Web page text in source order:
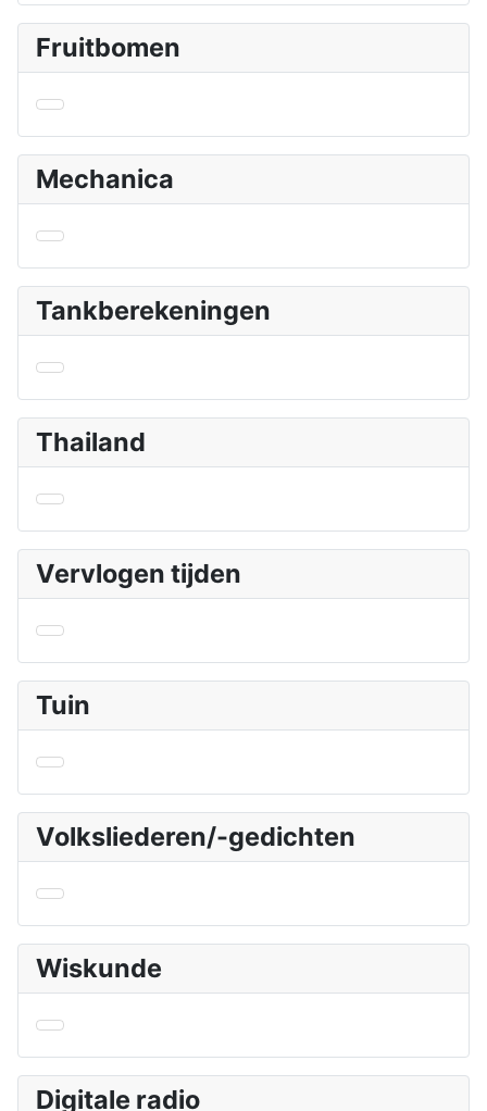
Fruitbomen
Mechanica
Tankberekeningen
Thailand
Vervlogen tijden
Tuin
Volksliederen/-gedichten
Wiskunde
Digitale radio